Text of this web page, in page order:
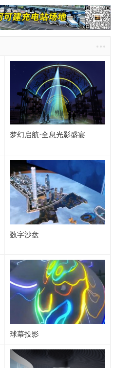
梦幻启航·全息光影盛宴
数字沙盘
球幕投影